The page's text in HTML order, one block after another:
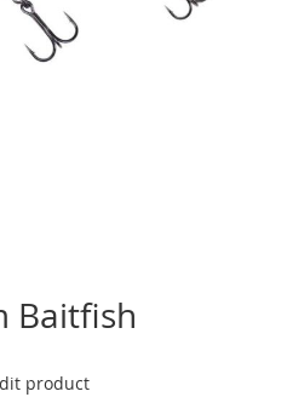
Baitfish
product